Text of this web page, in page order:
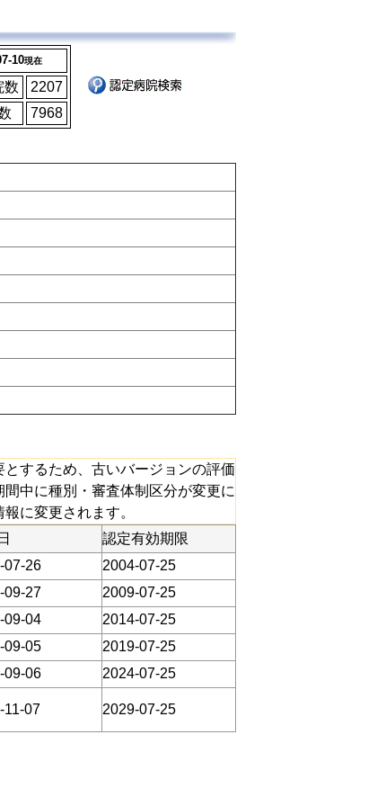
10現在
数
2207
7968
するため、古いバージョンの評価
中に種別・審査体制区分が変更に
に変更されます。
認定有効期限
07-26
2004-07-25
09-27
2009-07-25
09-04
2014-07-25
09-05
2019-07-25
09-06 2024-07-25
11-07 2029-07-25